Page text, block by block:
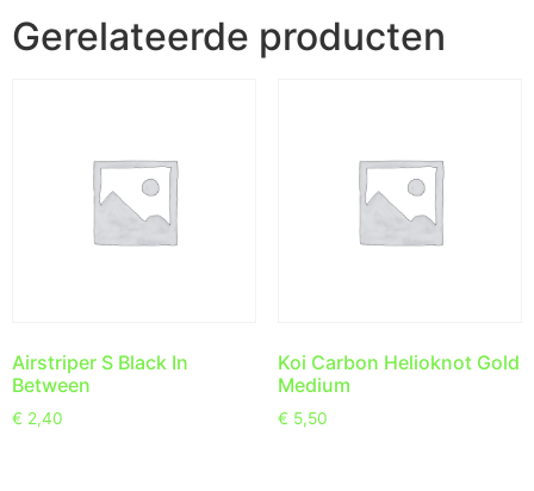
Gerelateerde producten
Airstriper S Black In
Between
€ 2,40
Koi Carbon Helioknot Gold
Medium
€ 5,50